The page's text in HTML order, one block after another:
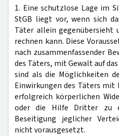
1. Eine schutzlose Lage im
StGB liegt vor, wenn sich
Täter allein gegenübersieht
rechnen kann. Diese
nach zusammenfassender
des Täters, mit Gewalt auf
sind als die Möglichkeiten
Einwirkungen des Täters
erfolgreich körperlichen
oder die Hilfe Dritter zu
Beseitigung jeglicher
nicht vorausgesetzt.